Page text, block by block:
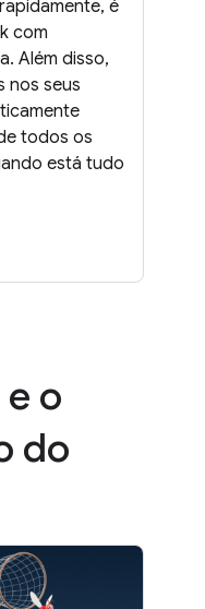
é
com
Além disso,
nos seus
todos os
está tudo
o
do